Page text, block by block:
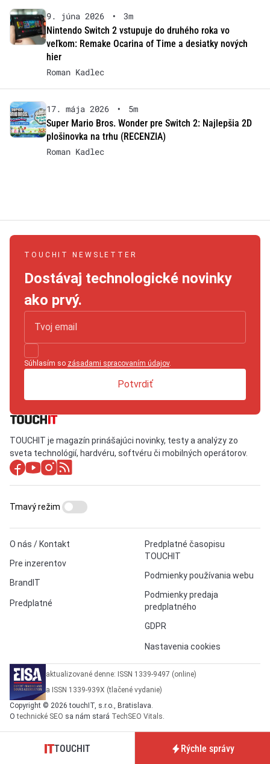
9. júna 2026 •
3m
Nintendo Switch 2 vstupuje do druhého roka vo
veľkom: Remake Ocarina of Time a desiatky nových
hier
Roman Kadlec
17. mája 2026 •
5m
Super Mario Bros. Wonder pre Switch 2: Najlepšia 2D
plošinovka na trhu (RECENZIA)
Roman Kadlec
TOUCHIT NEWSLETTER
Dostávaj technologické novinky
ako prvý.
Súhlasím so zásadami spracovaním údajov.
Potvrdiť
TOUCHIT je magazín prinášajúci novinky, testy a analýzy zo
sveta technológií, hardvéru, softvéru či mobilných operátorov.
O nás / Kontakt
Pre inzerentov
BrandIT
Predplatné
Predplatné časopisu
TOUCHIT
Podmienky používania webu
Podmienky predaja
predplatného
GDPR
Nastavenia cookies
Tmavý režim
aktualizované denne: ISSN 1339-9497 (online)
a ISSN 1339-939X (tlačené vydanie)
Copyright © 2026 touchIT, s.r.o., Bratislava.
Otechnické SEO sa nám stará TechSEO Vitals.
TOUCHIT Rýchle správy